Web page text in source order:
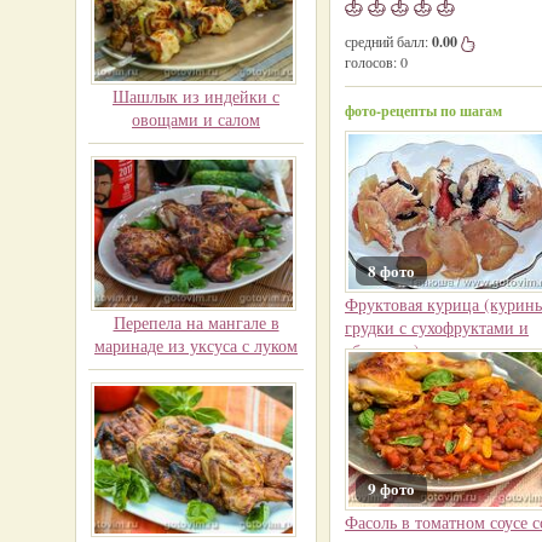
Шашлык из индейки с
овощами и салом
Перепела на мангале в
маринаде из уксуса с луком
средний балл:0.00
голосов:0
фото-рецепты по шагам
8 фото
Фруктовая курица
грудки с сухофруктами и
яблоками)
9 фото
Фасоль в томатном соусе